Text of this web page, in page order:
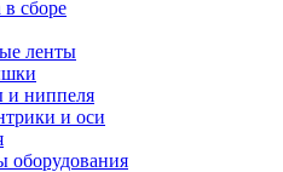
в сборе
ленты
ниппеля
и оси
оборудования